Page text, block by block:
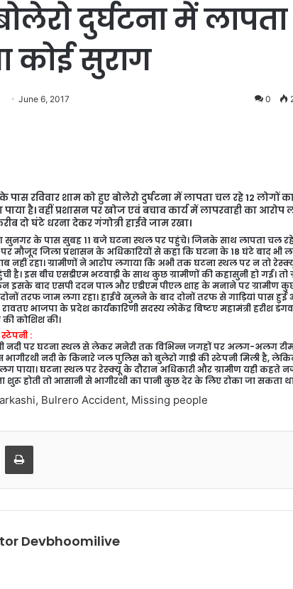
दुर्घटना में
कोई सुराग
June 6, 2017 0
पास रविवार शाम को हुए बोलेरो दुर्घटना में लापता चल रहे 12 लोगों
है। वहीं प्रशासन पर खोज एवं बचाव कार्य में लापरवाही का आरोप
दो घंटे धरना देकर गंगोत्री हाईवे जाम रखा।
सुनगर के पास सुबह 11 बजे घटना स्थल पर पहुंचे। जिनके साथ लापता चल रहे
मौजूद जिला प्रशासन के अधिकारियों से कहा कि घटना के 18 घंटे बाद भी
नहीं रहा। ग्रामीणों ने आरोप लगाया कि अभी तक घटना स्थल पर न तो
इस बीच एसडीएम भटवाड़ी के साथ कुछ ग्रामीणों की कहासुनी हो गई। तो
इसके बाद एसपी ददन पाल और एडीएम पीएल शाह के मनाने पर ग्रामीण
दोनों तरफ जाम लगा रहा। हाईवे खुलने के बाद दोनों तरफ से गाड़ियां पास
भाजपा के प्रदेश कार्यकारिणी सदस्य लोकेंद्र बिष्टए महामंत्री हरीश
कोशिश की।
:
नदी पर घटना स्थल से लेकर मनेरी तक विभिन्न जगहों पर अलग-अलग
भागीरथी नदी के किनारे जल पुलिस को बुलेरो गाड़ी की स्टेपनी मिली है,
पाया। घटना स्थल पर रेस्क्यू के दौरान अधिकारी और ग्रामीण यही कहते
शुरू होती तो आसानी से भागीरथी का पानी कुछ देर के लिए रोका जा सकता
Bulrero Accident, Missing people
via Email Print
Devbhoomilive